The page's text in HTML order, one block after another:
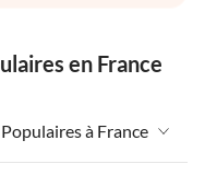
en France
à France